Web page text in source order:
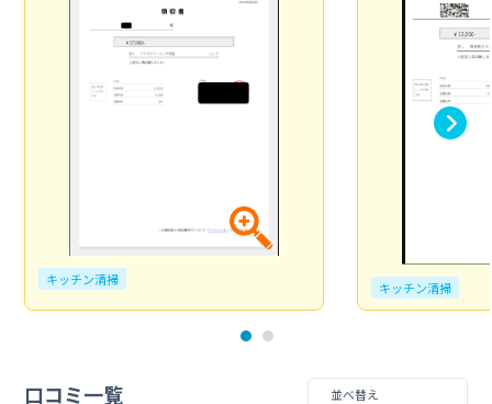
キッチン清掃 キッチン清掃
口コミ一覧